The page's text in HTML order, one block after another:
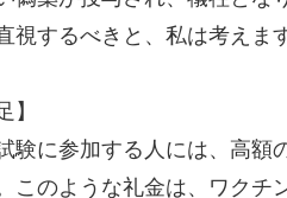
視するべきと、私は考えます
】
験に参加する人には、高額
このような礼金は、ワクチ